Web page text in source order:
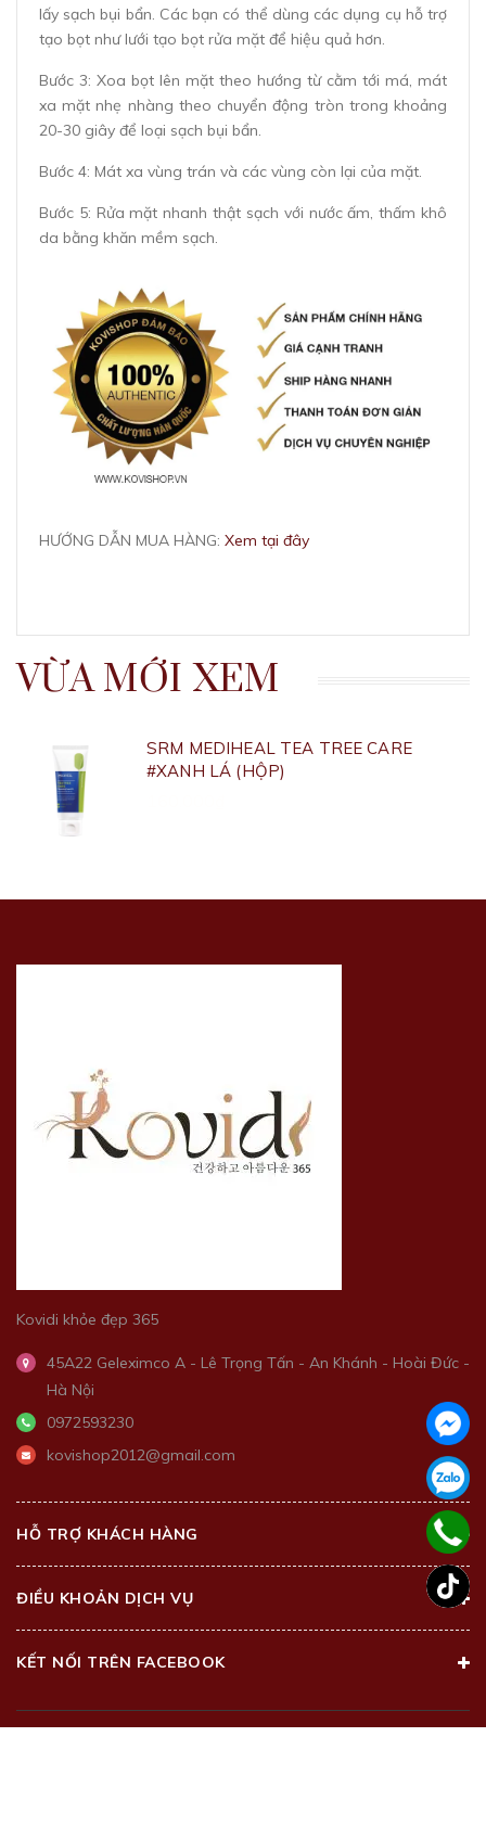
lấy sạch bụi bẩn. Các bạn có thể dùng các dụng cụ hỗ trợ
tạo bọt như lưới tạo bọt rửa mặt để hiệu quả hơn.
Bước 3: Xoa bọt lên mặt theo hướng từ cằm tới má, mát
xa mặt nhẹ nhàng theo chuyển động tròn trong khoảng
20-30 giây để loại sạch bụi bẩn.
Bước 4: Mát xa vùng trán và các vùng còn lại của mặt.
Bước 5: Rửa mặt nhanh thật sạch với nước ấm, thấm khô
da bằng khăn mềm sạch.
HƯỚNG DẪN MUA HÀNG: Xem tại đây
VỪA MỚI XEM
SRM MEDIHEAL TEA TREE CARE
#XANH LÁ (HỘP)
Kovidi khỏe đẹp 365
45A22 Geleximco A - Lê Trọng Tấn - An Khánh - Hoài Đức -
Hà Nội
0972593230
kovishop2012@gmail.com
HỖ TRỢ KHÁCH HÀNG
ĐIỀU KHOẢN DỊCH VỤ
KẾT NỐI TRÊN FACEBOOK